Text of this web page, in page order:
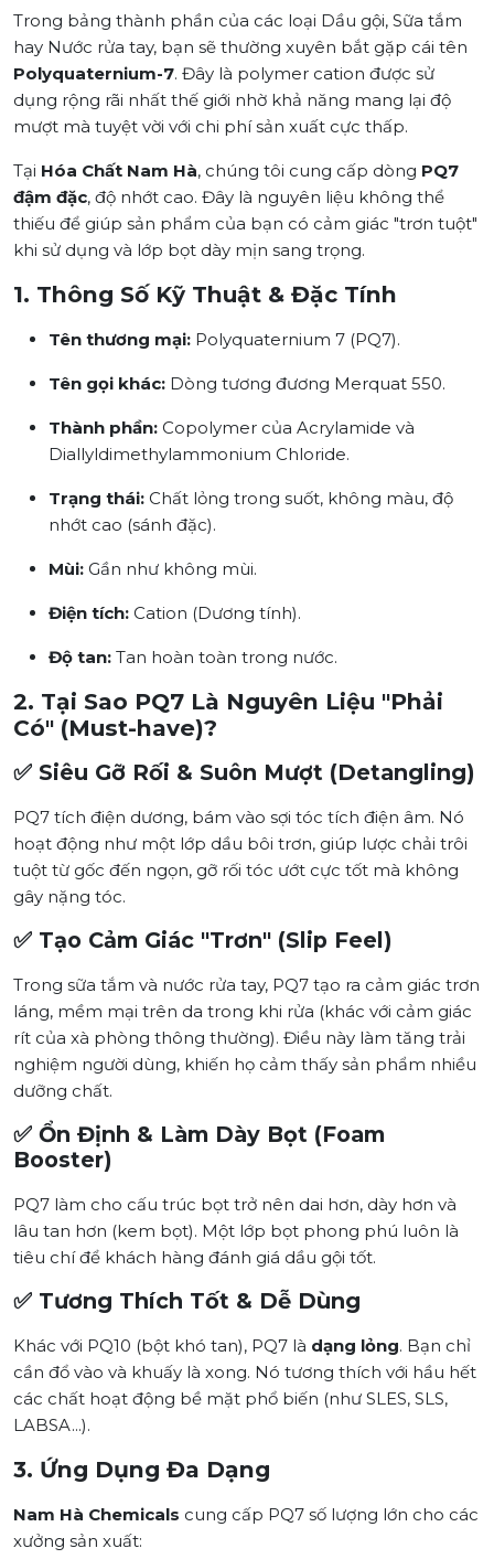
Trong bảng thành phần của các loại Dầu gội, Sữa tắm
hay Nước rửa tay, bạn sẽ thường xuyên bắt gặp cái tên
Polyquaternium-7. Đây là polymer cation được sử
dụng rộng rãi nhất thế giới nhờ khả năng mang lại độ
mượt mà tuyệt vời với chi phí sản xuất cực thấp.
Tại Hóa Chất Nam Hà, chúng tôi cung cấp dòng PQ7
đậm đặc, độ nhớt cao. Đây là nguyên liệu không thể
thiếu để giúp sản phẩm của bạn có cảm giác "trơn tuột"
khi sử dụng và lớp bọt dày mịn sang trọng.
1. Thông Số Kỹ Thuật & Đặc Tính
Tên thương mại: Polyquaternium 7 (PQ7).
Tên gọi khác: Dòng tương đương Merquat 550.
Thành phần: Copolymer của Acrylamide và
Diallyldimethylammonium Chloride.
Trạng thái: Chất lỏng trong suốt, không màu, độ
nhớt cao (sánh đặc).
Mùi: Gần như không mùi.
Điện tích: Cation (Dương tính).
Độ tan: Tan hoàn toàn trong nước.
2. Tại Sao PQ7 Là Nguyên Liệu "Phải
Có" (Must-have)?
✅ Siêu Gỡ Rối & Suôn Mượt (Detangling)
PQ7 tích điện dương, bám vào sợi tóc tích điện âm. Nó
hoạt động như một lớp dầu bôi trơn, giúp lược chải trôi
tuột từ gốc đến ngọn, gỡ rối tóc ướt cực tốt mà không
gây nặng tóc.
✅ Tạo Cảm Giác "Trơn" (Slip Feel)
Trong sữa tắm và nước rửa tay, PQ7 tạo ra cảm giác trơn
láng, mềm mại trên da trong khi rửa (khác với cảm giác
rít của xà phòng thông thường). Điều này làm tăng trải
nghiệm người dùng, khiến họ cảm thấy sản phẩm nhiều
dưỡng chất.
✅ Ổn Định & Làm Dày Bọt (Foam
Booster)
PQ7 làm cho cấu trúc bọt trở nên dai hơn, dày hơn và
lâu tan hơn (kem bọt). Một lớp bọt phong phú luôn là
tiêu chí để khách hàng đánh giá dầu gội tốt.
✅ Tương Thích Tốt & Dễ Dùng
Khác với PQ10 (bột khó tan), PQ7 là dạng lỏng. Bạn chỉ
cần đổ vào và khuấy là xong. Nó tương thích với hầu hết
các chất hoạt động bề mặt phổ biến (như SLES, SLS,
LABSA...).
3. Ứng Dụng Đa Dạng
Nam Hà Chemicals cung cấp PQ7 số lượng lớn cho các
xưởng sản xuất: